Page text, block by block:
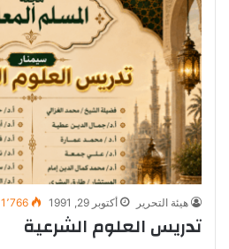
هيئة التحرير أكتوبر 29, 1991 1٬766
تدريس العلوم الشرعية